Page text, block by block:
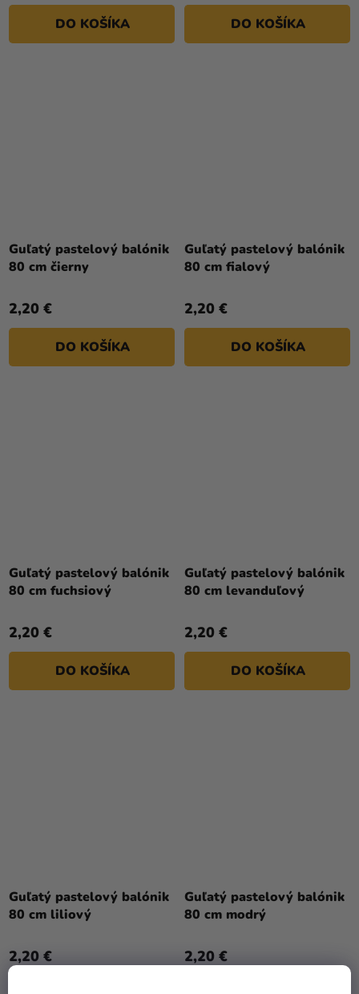
DO KOŠÍKA DO KOŠÍKA
Guľatý pastelový balónik
80 cm čierny
2,20 €
DO KOŠÍKA
Guľatý pastelový balónik
80 cm fialový
2,20 €
DO KOŠÍKA
Guľatý pastelový balónik
80 cm fuchsiový
2,20 €
DO KOŠÍKA
Guľatý pastelový balónik
80 cm levanduľový
2,20 €
DO KOŠÍKA
Guľatý pastelový balónik
80 cm liliový
2,20 €
Guľatý pastelový balónik
80 cm modrý
2,20 €